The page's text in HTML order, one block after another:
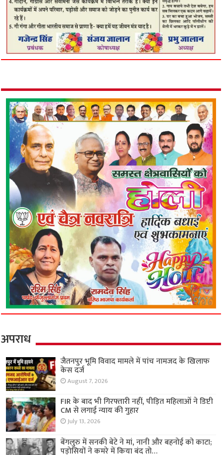
अपराध
जैतनपुर भूमि विवाद मामले में पांच नामजद के खिलाफ
केस दर्ज
August 7, 2026
FIR के बाद भी गिरफ्तारी नहीं, पीड़ित महिलाओं ने डिप्टी
CM से लगाई न्याय की गुहार
July 13, 2026
बेंगलुरु में सनकी बेटे ने मां, नानी और बहनोई को काटा;
पड़ोसियों ने कमरे में किया बंद तो…